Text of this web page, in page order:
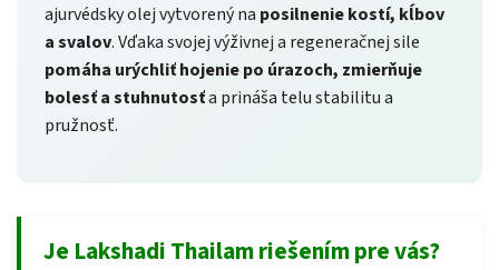
ajurvédsky olej vytvorený na posilnenie kostí, kĺbov
a svalov. Vďaka svojej výživnej a regeneračnej sile
pomáha urýchliť hojenie po úrazoch, zmierňuje
bolesť a stuhnutosťa prináša telu stabilitu a
pružnosť.
Je Lakshadi Thailam riešením pre vás?